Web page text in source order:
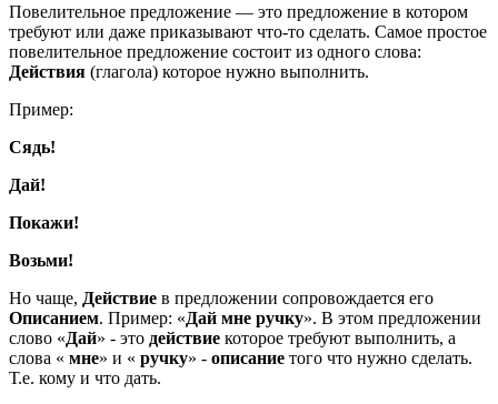
Повелительное предложение — это предложение в котором
требуют или даже приказывают что-то сделать. Самое простое
повелительное предложение состоит из одного слова:
Действия (глагола) которое нужно выполнить.
Пример:
Сядь!
Дай!
Покажи!
Возьми!
Но чаще, Действие в предложении сопровождается его
Описанием. Пример: «Дай мне ручку». В этом предложении
слово «Дай» - это действие которое требуют выполнить, а
слова « мне» и « ручку» - описание того что нужно сделать.
Т.е. кому и что дать.